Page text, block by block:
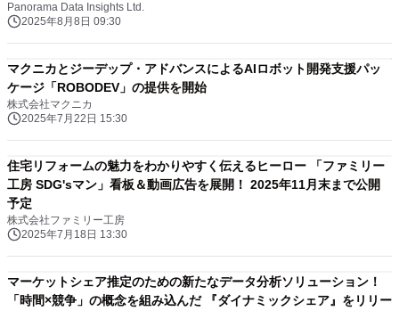
Panorama Data Insights Ltd.
2025年8月8日 09:30
マクニカとジーデップ・アドバンスによるAIロボット開発支援パッ
ケージ「ROBODEV」の提供を開始
株式会社マクニカ
2025年7月22日 15:30
住宅リフォームの魅力をわかりやすく伝えるヒーロー 「ファミリー
工房 SDG'sマン」看板＆動画広告を展開！ 2025年11月末まで公開
予定
株式会社ファミリー工房
2025年7月18日 13:30
マーケットシェア推定のための新たなデータ分析ソリューション！
「時間×競争」の概念を組み込んだ 『ダイナミックシェア』をリリー